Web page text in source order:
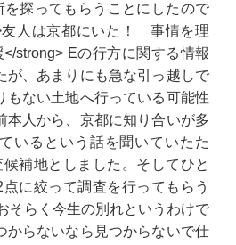
を探ってもらうことにしたので
友人は京都にいた！ 事情を理
strong> Eの行方に関する情報
が、あまりにも急な引っ越しで
もない土地へ行っている可能性
本人から、京都に知り合いが多
いるという話を聞いていたた
補地としました。そしてひと
に絞って調査を行ってもらう
そらく今生の別れというわけで
からないなら見つからないで仕